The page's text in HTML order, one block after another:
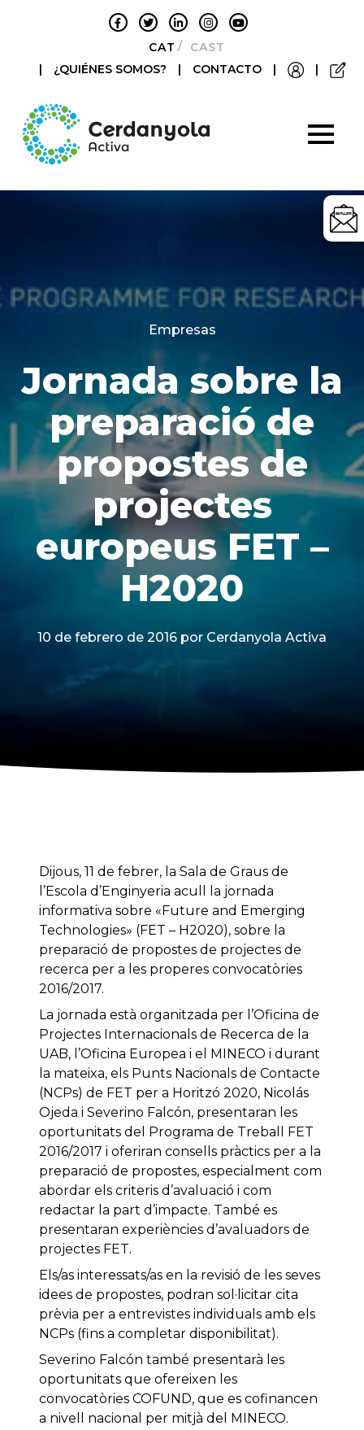
CATALÀCASTELLANO
|
¿QUIÉNES SOMOS? | CONTACTO | |
Categories
Empresas
Jornada sobre la
preparació de
propostes de
projectes
europeus FET –
H2020
10 de febrero de 2016 por Cerdanyola Activa
Dijous, 11 de febrer, la Sala de Graus de
l’Escola d’Enginyeria acull la jornada
informativa sobre «Future and Emerging
Technologies» (FET – H2020), sobre la
preparació de propostes de projectes de
recerca per a les properes convocatòries
2016/2017.
La jornada està organitzada per l’Oficina de
Projectes Internacionals de Recerca de la
UAB, l’Oficina Europea i el MINECO i durant
la mateixa, els Punts Nacionals de Contacte
(NCPs) de FET per a Horitzó 2020, Nicolás
Ojeda i Severino Falcón, presentaran les
oportunitats del Programa de Treball FET
2016/2017 i oferiran consells pràctics per a la
preparació de propostes, especialment com
abordar els criteris d’avaluació i com
redactar la part d’impacte. També es
presentaran experiències d’avaluadors de
projectes FET.
Els/as interessats/as en la revisió de les seves
idees de propostes, podran sol·licitar cita
prèvia per a entrevistes individuals amb els
NCPs (fins a completar disponibilitat).
Severino Falcón també presentarà les
oportunitats que ofereixen les
convocatòries COFUND, que es cofinancen
a nivell nacional per mitjà del MINECO.